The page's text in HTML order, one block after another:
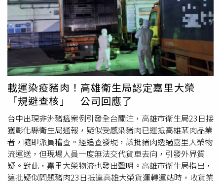
GROWATT聯合參展，不僅展示雙方在光電、儲能與充電領
域的最新成果，也象徵 台灣綠能產業邁入跨界整合的新階
段。公司未來將持續深化光儲充整合技術，結合智慧能源管
理平台，推動綠能場域的數位化與自動化，協助企業實現淨
零轉型與永續目標。盛益晉好邀請業界夥伴與民眾於展期間
蒞臨K0615a攤位參觀交流，體驗光儲充一體化的創新應
用，共同見證智慧綠能的未來。
業者當日不僅延遲至少1.5小時才吐實大貨車位置，還謊稱
車上僅有問題豬肉及蝦子。昨在衛生局出具公文要求提供2
部貨車GPS，以釐清2車上所有載運貨物匡列接觸風險時，
一開始稱僅小貨車裝設，直至稽查員追問始吐實交出2車
GPS資料，確認當日大貨車上載運674件冷鏈及其他貨品，
分送至高雄12個行政區，隨即啟動全面回收疑似汙染貨物並
集中送焚化爐銷毀。針對嘉里大榮謊稱貨車載運貨品項目、
妨礙規避調查提供GPS等多項嚴重妨礙而延宕食安管控行
為，恐造成高雄市食安風險增加，衛生局除依法開罰之外，
因業者行為涉及散布病菌，對公共安全有重大影響，將移送
地檢署偵辦。
載運染疫豬肉！高雄衛生局認定嘉里大榮
「規避查核」 公司回應了
台中出現非洲豬瘟案例引發全台關注，高雄市衛生局23日接
獲彰化縣衛生局通報，疑似受感染豬肉已運抵高雄某肉品業
者，隨即派員稽查。經追查發現，該批豬肉透過嘉里大榮物
流運送，但現場人員一度無法交代貨車去向，引發外界質
疑。對此，嘉里大榮物流也發出聲明。高雄市衛生局指出，
這批疑似問題豬肉23日抵達高雄大榮貨運轉運站時，收貨業